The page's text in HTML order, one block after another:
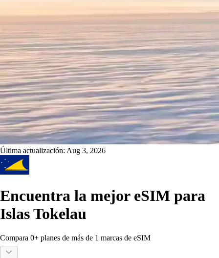
Última actualización: Aug 3, 2026
Encuentra la mejor eSIM para
Islas Tokelau
Compara 0+ planes de más de 1 marcas de eSIM